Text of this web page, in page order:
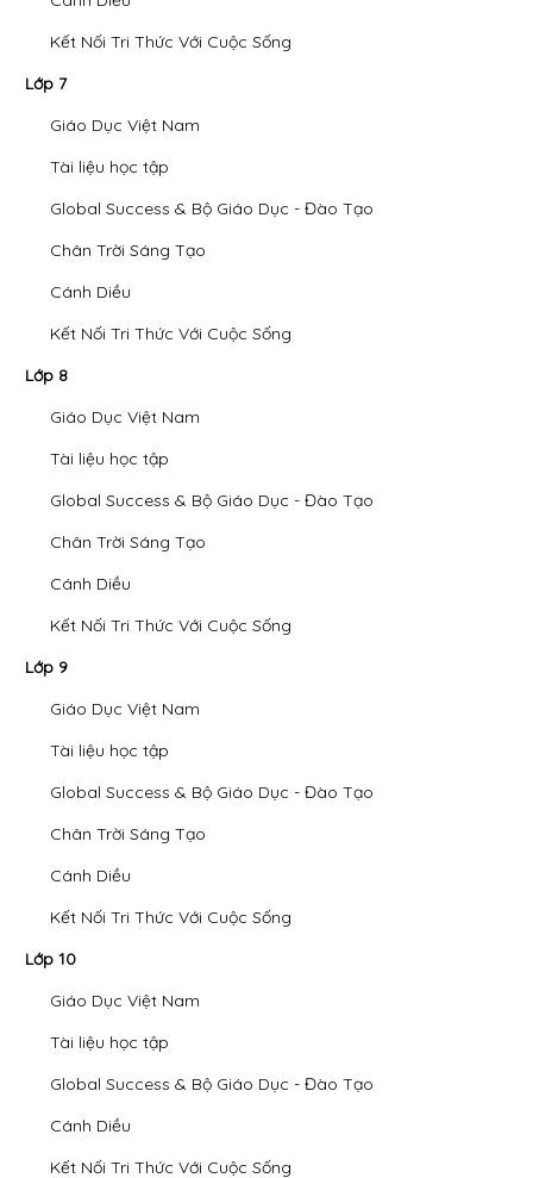
Kết Nối Tri Thức Với Cuộc Sống
Lớp 7
Giáo Dục Việt Nam
Tài liệu học tập
Global Success & Bộ Giáo Dục - Đào Tạo
Chân Trời Sáng Tạo
Cánh Diều
Kết Nối Tri Thức Với Cuộc Sống
Lớp 8
Giáo Dục Việt Nam
Tài liệu học tập
Global Success & Bộ Giáo Dục - Đào Tạo
Chân Trời Sáng Tạo
Cánh Diều
Kết Nối Tri Thức Với Cuộc Sống
Lớp 9
Giáo Dục Việt Nam
Tài liệu học tập
Global Success & Bộ Giáo Dục - Đào Tạo
Chân Trời Sáng Tạo
Cánh Diều
Kết Nối Tri Thức Với Cuộc Sống
Lớp 10
Giáo Dục Việt Nam
Tài liệu học tập
Global Success & Bộ Giáo Dục - Đào Tạo
Cánh Diều
Kết Nối Tri Thức Với Cuộc Sống